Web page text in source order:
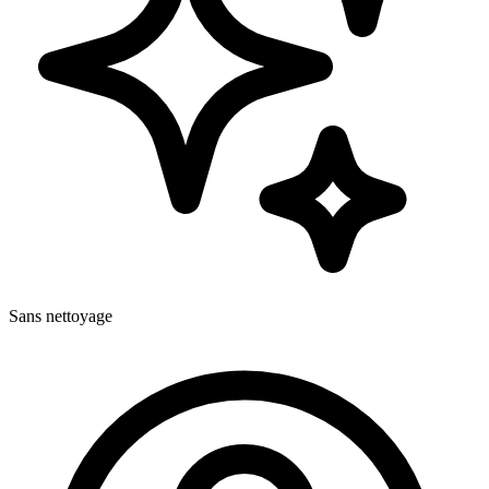
Sans nettoyage